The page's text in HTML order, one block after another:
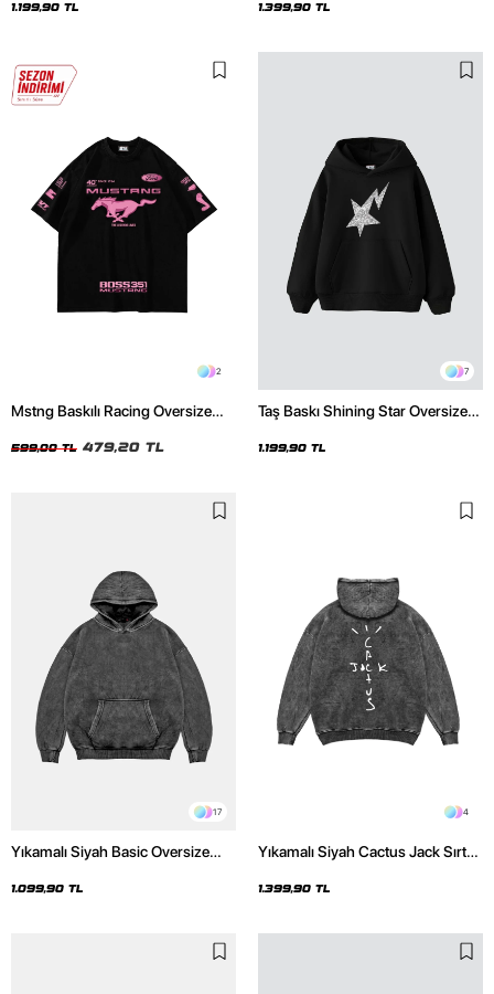
1.199,90 TL
Hoodie
1.399,90 TL
2
Mstng Baskılı Racing Oversize
599,00 TL 479,20 TL
7
Taş Baskı Shining Star Oversize
1.199,90 TL
17
Yıkamalı Siyah Basic Oversize
1.099,90 TL
4
Yıkamalı Siyah Cactus Jack Sırt
1.399,90 TL